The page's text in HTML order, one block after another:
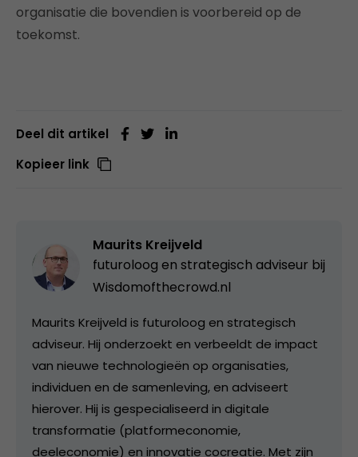
organisatie die bovendien is voorbereid op de
toekomst.
Deel dit artikel
Kopieer link
Maurits Kreijveld
futuroloog en strategisch adviseur bij
Wisdomofthecrowd.nl
Maurits Kreijveld is futuroloog en strategisch
adviseur. Hij onderzoekt en verbeeldt de impact
van nieuwe technologieën op organisaties,
individuen en de samenleving, en adviseert
hierover. Hij is gespecialiseerd in digitale
transformatie (platformeconomie,
deeleconomie) en innovatie cocreatie. Met zijn